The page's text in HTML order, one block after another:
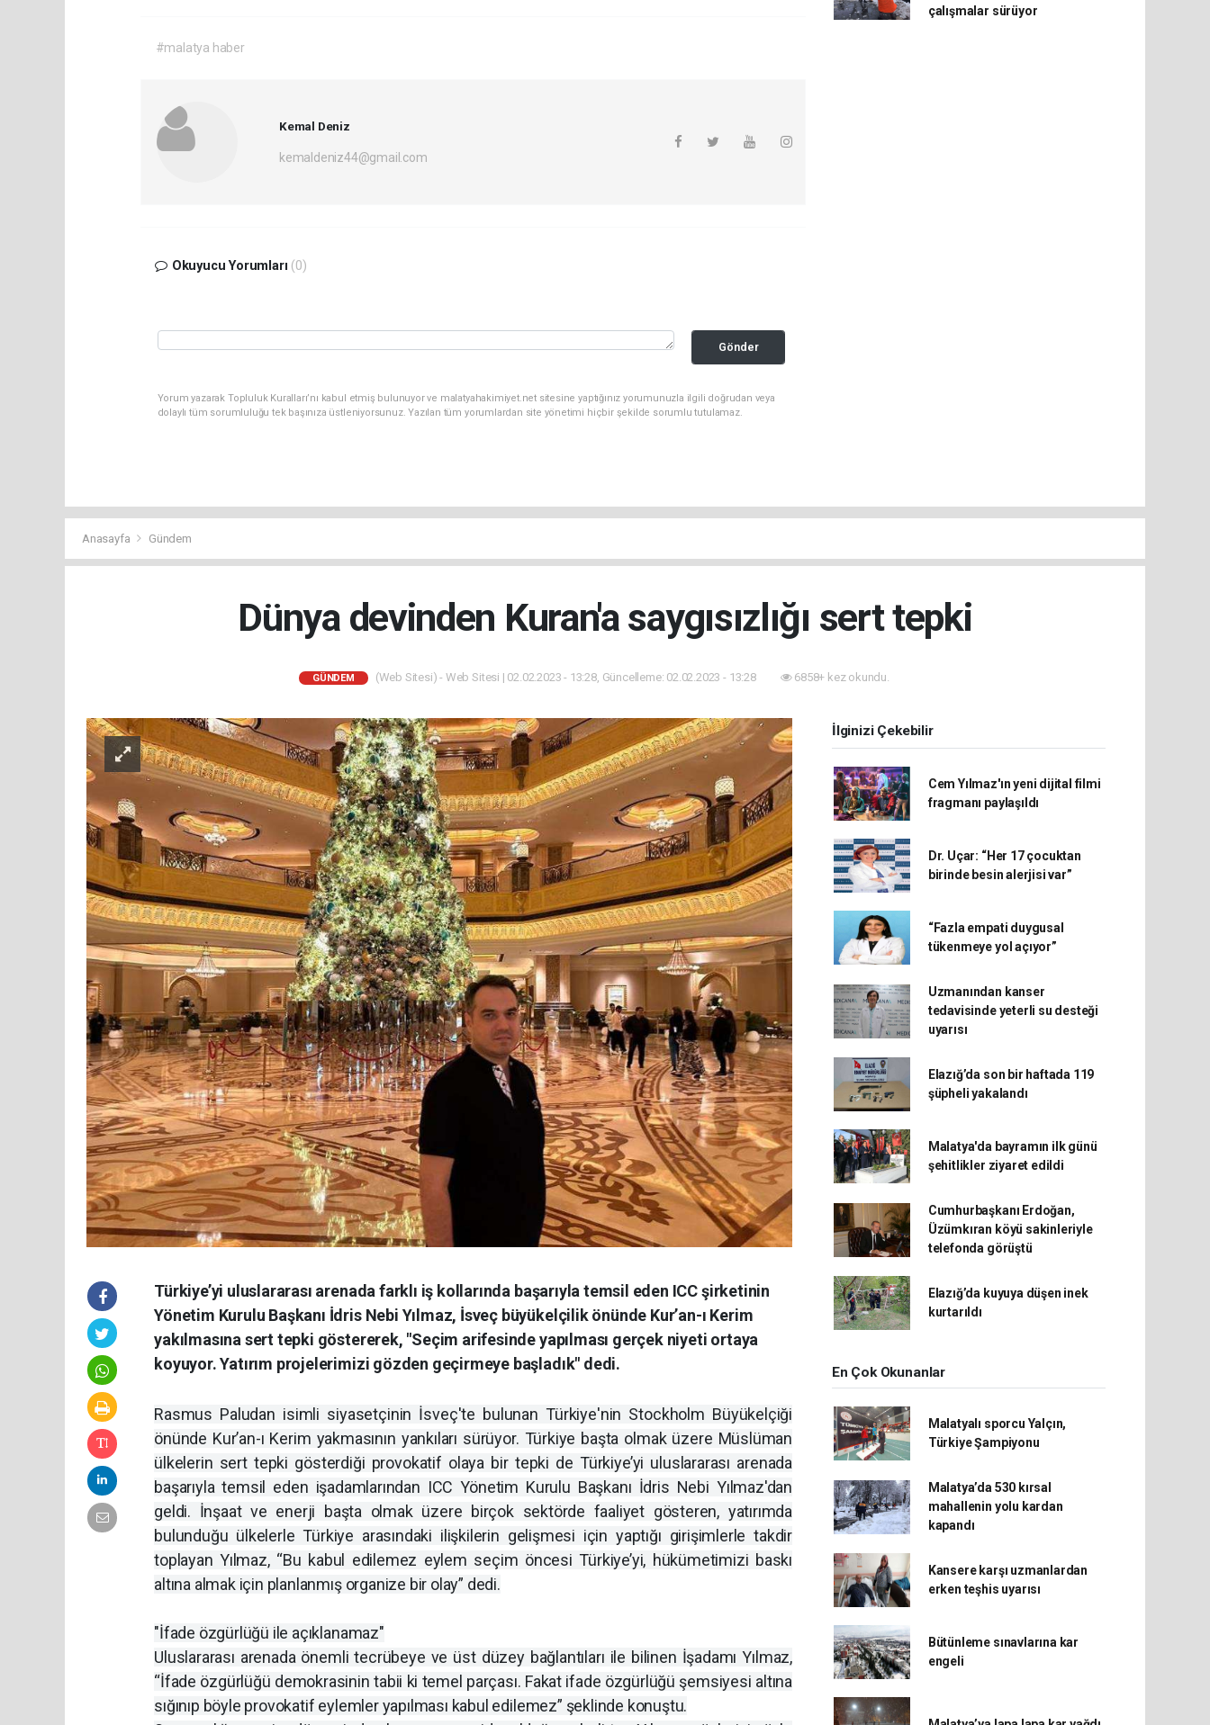
#malatya haber
Kemal Deniz
kemaldeniz44@gmail.com
Okuyucu Yorumları (0)
Gönder
Yorum yazarak Topluluk Kuralları’nı kabul etmiş bulunuyor ve malatyahakimiyet.net sitesine yaptığınız yorumunuzla ilgili doğrudan veya
dolaylı tüm sorumluluğu tek başınıza üstleniyorsunuz. Yazılan tüm yorumlardan site yönetimi hiçbir şekilde sorumlu tutulamaz.
çalışmalar sürüyor
Anasayfa Gündem
Dünya devinden Kuran'a saygısızlığı sert tepki
GÜNDEM (Web Sitesi) - Web Sitesi | 02.02.2023 - 13:28, Güncelleme: 02.02.2023 - 13:28 6858+ kez okundu.
Türkiye’yi uluslararası arenada farklı iş kollarında başarıyla temsil eden ICC şirketinin
Yönetim Kurulu Başkanı İdris Nebi Yılmaz, İsveç büyükelçilik önünde Kur’an-ı Kerim
yakılmasına sert tepki göstererek, "Seçim arifesinde yapılması gerçek niyeti ortaya
koyuyor. Yatırım projelerimizi gözden geçirmeye başladık" dedi.
Rasmus Paludan isimli siyasetçinin İsveç'te bulunan Türkiye'nin Stockholm Büyükelçiği
önünde Kur’an-ı Kerim yakmasının yankıları sürüyor. Türkiye başta olmak üzere Müslüman
ülkelerin sert tepki gösterdiği provokatif olaya bir tepki de Türkiye’yi uluslararası arenada
başarıyla temsil eden işadamlarından ICC Yönetim Kurulu Başkanı İdris Nebi Yılmaz'dan
geldi. İnşaat ve enerji başta olmak üzere birçok sektörde faaliyet gösteren, yatırımda
bulunduğu ülkelerle Türkiye arasındaki ilişkilerin gelişmesi için yaptığı girişimlerle takdir
toplayan Yılmaz, “Bu kabul edilemez eylem seçim öncesi Türkiye’yi, hükümetimizi baskı
altına almak için planlanmış organize bir olay” dedi.
"İfade özgürlüğü ile açıklanamaz"
Uluslararası arenada önemli tecrübeye ve üst düzey bağlantıları ile bilinen İşadamı Yılmaz,
“İfade özgürlüğü demokrasinin tabii ki temel parçası. Fakat ifade özgürlüğü şemsiyesi altına
sığınıp böyle provokatif eylemler yapılması kabul edilemez” şeklinde konuştu.
İlginizi Çekebilir
Cem Yılmaz'ın yeni dijital filmi
fragmanı paylaşıldı
Dr. Uçar: “Her 17 çocuktan
birinde besin alerjisi var”
“Fazla empati duygusal
tükenmeye yol açıyor”
Uzmanından kanser
tedavisinde yeterli su desteği
uyarısı
Elazığ’da son bir haftada 119
şüpheli yakalandı
Malatya'da bayramın ilk günü
şehitlikler ziyaret edildi
Cumhurbaşkanı Erdoğan,
Üzümkıran köyü sakinleriyle
telefonda görüştü
Elazığ’da kuyuya düşen inek
kurtarıldı
En Çok Okunanlar
Malatyalı sporcu Yalçın,
Türkiye Şampiyonu
Malatya’da 530 kırsal
mahallenin yolu kardan
kapandı
Kansere karşı uzmanlardan
erken teşhis uyarısı
Bütünleme sınavlarına kar
engeli